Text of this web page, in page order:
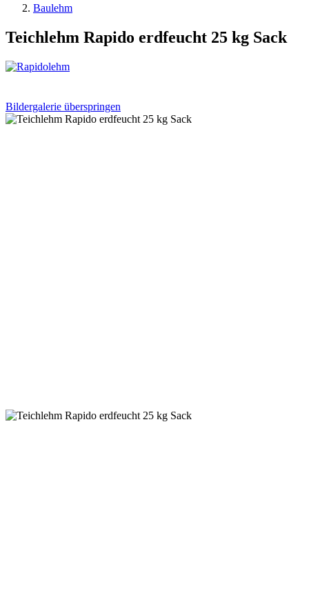
Baulehm
Teichlehm Rapido erdfeucht 25 kg Sack
Bildergalerie überspringen